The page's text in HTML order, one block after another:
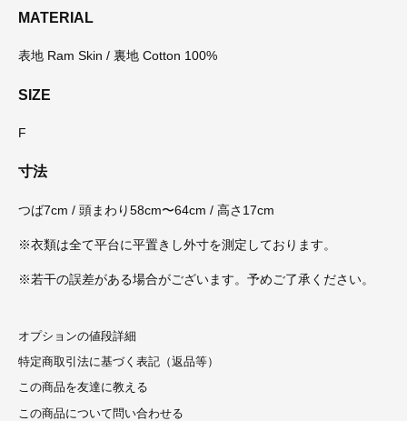
MATERIAL
表地 Ram Skin / 裏地 Cotton 100%
SIZE
F
寸法
つば7cm / 頭まわり58cm〜64cm / 高さ17cm
※衣類は全て平台に平置きし外寸を測定しております。
※若干の誤差がある場合がございます。予めご了承ください。
オプションの値段詳細
特定商取引法に基づく表記（返品等）
この商品を友達に教える
この商品について問い合わせる